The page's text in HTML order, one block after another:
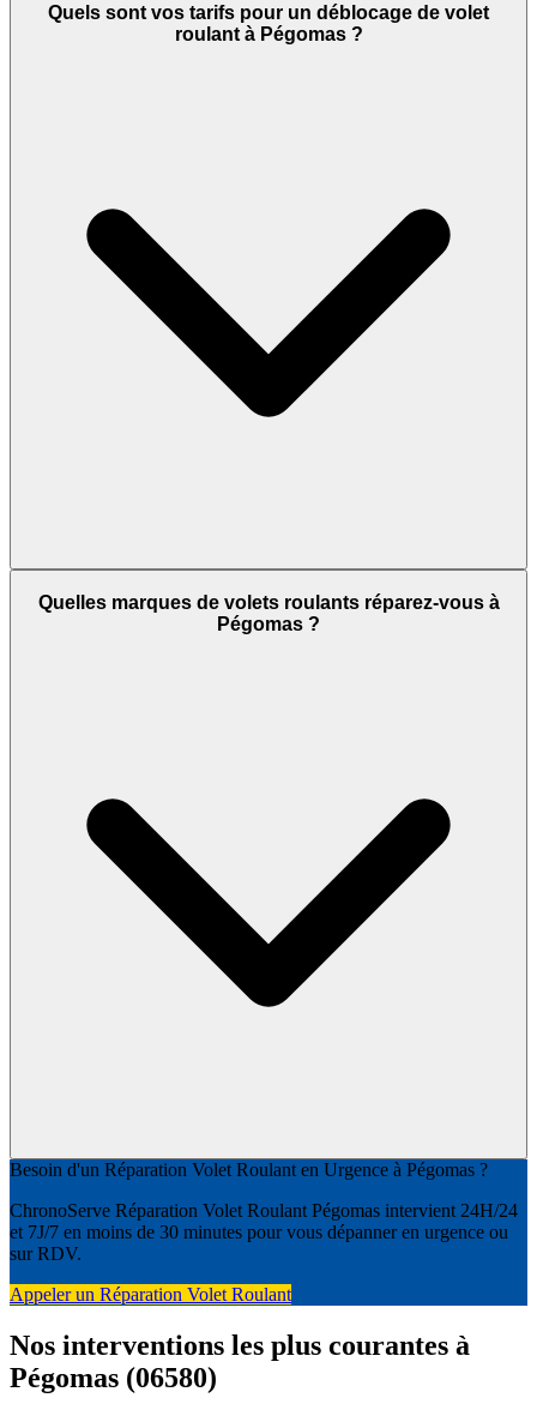
Quels sont vos tarifs pour un déblocage de volet
roulant à Pégomas ?
Quelles marques de volets roulants réparez-vous à
Pégomas ?
Besoin d'un Réparation Volet Roulant en Urgence à Pégomas ?
ChronoServe Réparation Volet Roulant Pégomas intervient 24H/24
et 7J/7 en moins de 30 minutes pour vous dépanner en urgence ou
sur RDV.
Appeler un Réparation Volet Roulant
Nos interventions les plus courantes à
Pégomas (06580)